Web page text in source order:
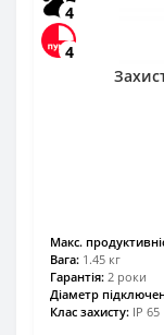
4
4
Maкс.
Вага: 1.45 кг
Гарантія: 2 роки
Діаметр
Клас захисту: IP 65